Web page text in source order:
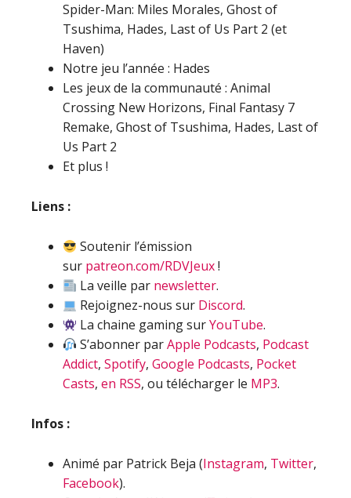
Spider-Man: Miles Morales, Ghost of
Tsushima, Hades, Last of Us Part 2 (et
Haven)
Notre jeu l’année : Hades
Les jeux de la communauté : Animal
Crossing New Horizons, Final Fantasy 7
Remake, Ghost of Tsushima, Hades, Last of
Us Part 2
Et plus !
Liens :
Soutenir l’émission
sur patreon.com/RDVJeux!
La veille par newsletter.
Rejoignez-nous sur Discord.
La chaine gaming surYouTube.
S’abonner parApple Podcasts, Podcast
Addict, Spotify, Google Podcasts, Pocket
Casts, en RSS, ou télécharger le MP3.
Infos :
Animé par Patrick Beja (Instagram, Twitter,
Facebook).